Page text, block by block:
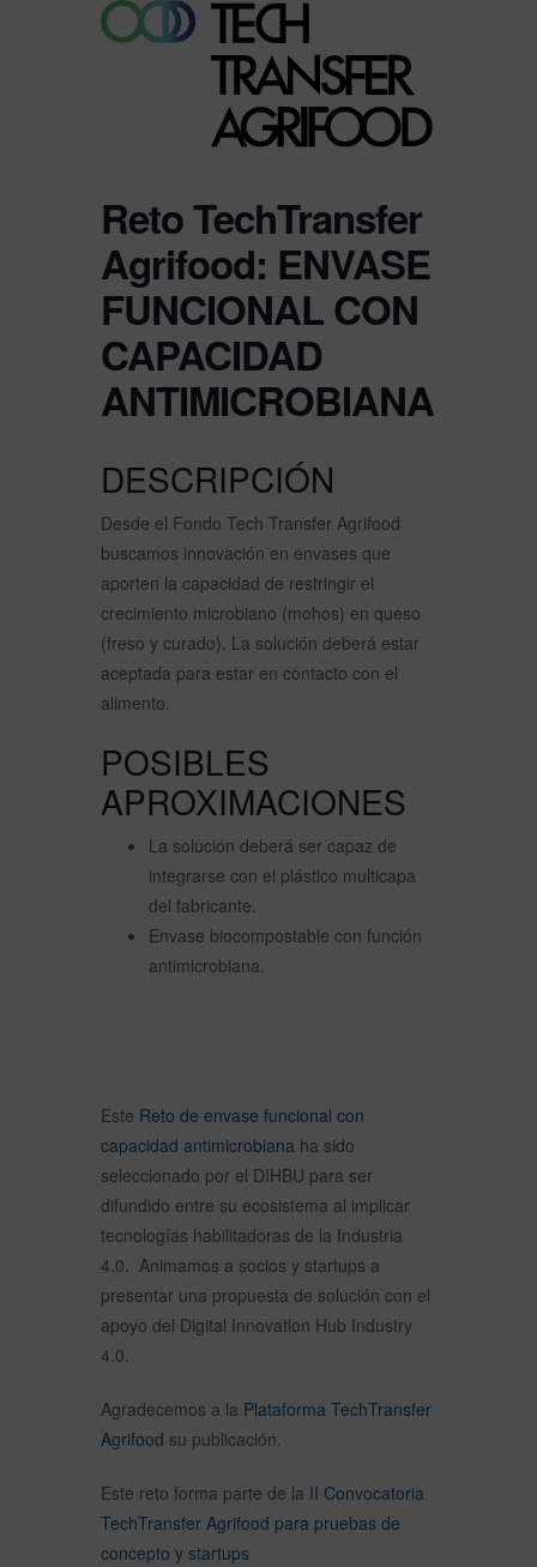
Reto TechTransfer
Agrifood: ENVASE
FUNCIONAL CON
CAPACIDAD
ANTIMICROBIANA
DESCRIPCIÓN
Desde el Fondo Tech Transfer Agrifood
buscamos innovación en envases que
aporten la capacidad de restringir el
crecimiento microbiano (mohos) en queso
(freso y curado). La solución deberá estar
aceptada para estar en contacto con el
alimento.
POSIBLES
APROXIMACIONES
La solución deberá ser capaz de
integrarse con el plástico multicapa
del fabricante.
Envase biocompostable con función
antimicrobiana.
Este Reto de envase funcional con
capacidad antimicrobiana ha sido
seleccionado por el DIHBU para ser
difundido entre su ecosistema al implicar
tecnologías habilitadoras de la Industria
4.0. Animamos a socios y startups a
presentar una propuesta de solución con el
apoyo del Digital Innovation Hub Industry
4.0.
Agradecemos a la Plataforma TechTransfer
Agrifood su publicación.
Este reto forma parte de la II Convocatoria
TechTransfer Agrifood para pruebas de
concepto y startups